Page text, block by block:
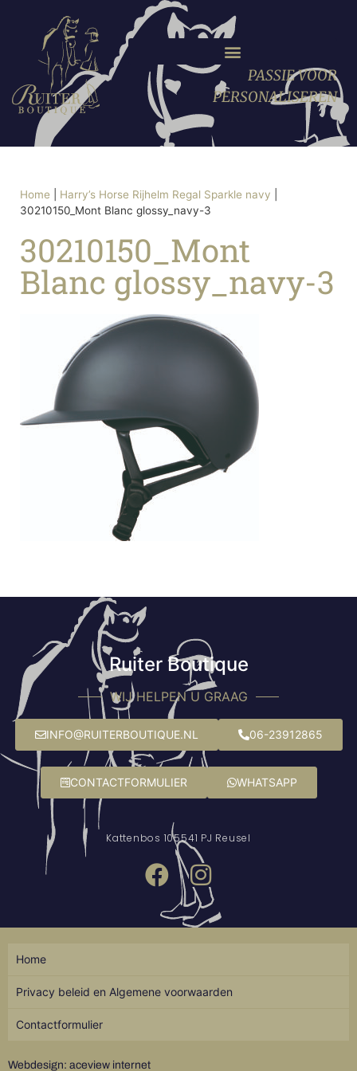
PASSIE VOOR
PERSONALISEREN
Home Harry’s Horse Rijhelm Regal Sparkle navy
30210150_Mont Blanc glossy_navy-3
30210150_Mont
Blanc glossy_navy-3
Ruiter Boutique
WIJ HELPEN U GRAAG
INFO@RUITERBOUTIQUE.NL 06-23912865
CONTACTFORMULIER WHATSAPP
Kattenbos 105541 PJ Reusel
Webdesign: aceview internet
Home
Privacy beleid en Algemene voorwaarden
Contactformulier